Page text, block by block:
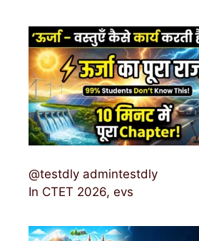
@testdly admintestdly
In CTET 2026, evs